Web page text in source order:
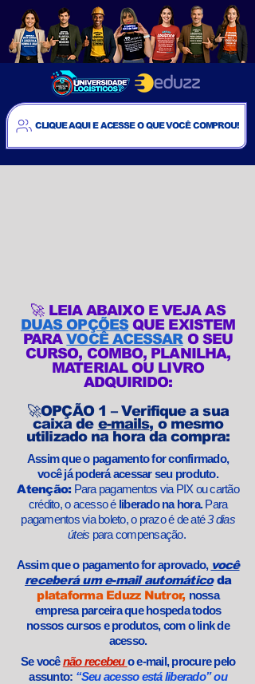
CLIQUE AQUI E ACESSE O QUE VOCÊ COMPROU!
🚀 LEIA ABAIXO E VEJA AS
DUAS OPÇÕES QUE EXISTEM
PARAVOCÊ ACESSARO SEU
CURSO, COMBO, PLANILHA,
MATERIAL OU LIVRO
ADQUIRIDO:
🚀OPÇÃO 1 – Verifique a sua
caixa de e-mails, o mesmo
utilizado na hora da compra:​
Assim que o pagamento for confirmado,
você já poderá acessar seu produto.
Atenção: Para pagamentos via PIX ou cartão
crédito, o acesso é liberado na hora.Para
pagamentos via boleto, o prazo é de até3 dias
úteis para compensação.
Assim que o pagamento for aprovado, você
receberá um e-mail automáticoda
plataforma Eduzz Nutror, nossa
empresa parceira que hospeda todos
nossos cursos e produtos, com o link de
acesso.
Se vocênão recebeuo e-mail, procure pelo
assunto: “Seu acesso está liberado” ou